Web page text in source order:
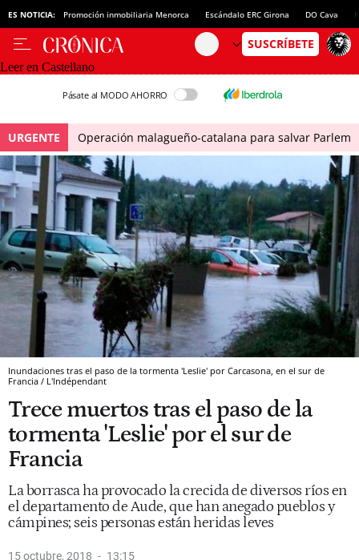
ES NOTICIA: Promoción inmobiliaria Menorca Escándalo ERC Girona DO Cava
Leer en Castellano
Pásate al MODO AHORRO
URGENTE Operación malagueño-catalana para salvar Parlem
Inundaciones tras el paso de la tormenta 'Leslie' por Carcasona, en el sur de
Francia / L'Indépendant
Trece muertos tras el paso de la
tormenta 'Leslie' por el sur de
Francia
La borrasca ha provocado la crecida de diversos ríos en
el departamento de Aude, que han anegado pueblos y
cámpines; seis personas están heridas leves
15 octubre, 2018 13:15